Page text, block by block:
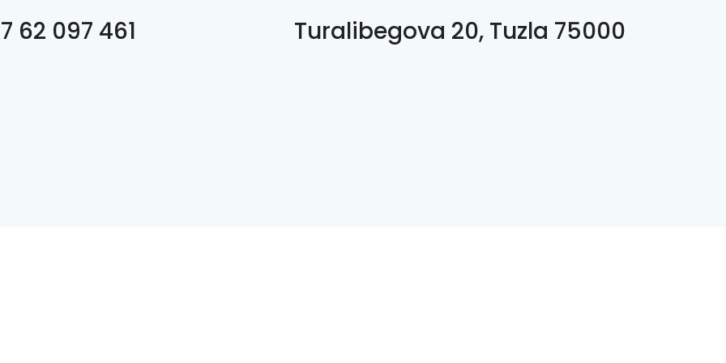
62 097 461 Turalibegova 20, Tuzla 75000